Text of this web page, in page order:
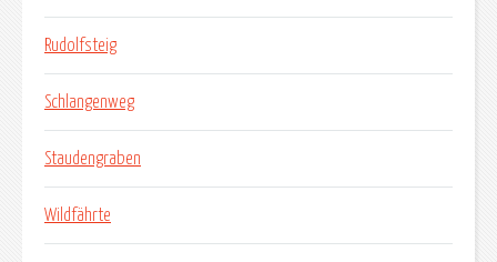
Rudolfsteig
Schlangenweg
Staudengraben
Wildfährte